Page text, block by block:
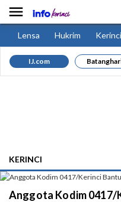

Lensa Hukrim Kerinci
IJ.com
KERINCI
Anggota Kodim 0417/